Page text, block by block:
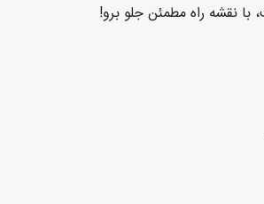
با نقشه راه مطمئن جلو برو!